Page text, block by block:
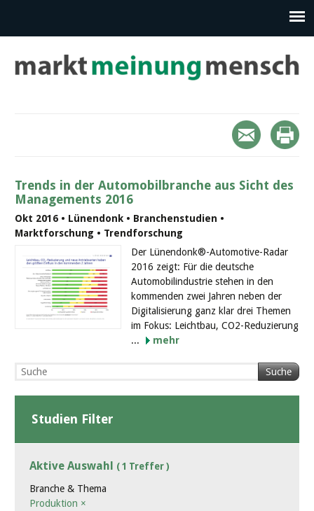
Trends in der Automobilbranche aus Sicht des
Managements 2016
Okt 2016 • Lünendonk • Branchenstudien •
Marktforschung • Trendforschung
Der Lünendonk®-Automotive-Radar
2016 zeigt: Für die deutsche
Automobilindustrie stehen in den
kommenden zwei Jahren neben der
Digitalisierung ganz klar drei Themen
im Fokus: Leichtbau, CO2-Reduzierung
...
mehr
Suche
Studien Filter
Aktive Auswahl ( 1 Treffer )
Branche & Thema
Produktion ×